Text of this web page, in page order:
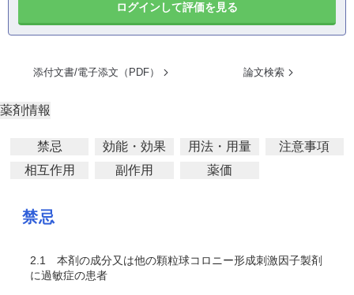
ログインして評価を見る
添付文書/電子添文（PDF） 論文検索
薬剤情報
禁忌 効能・効果 用法・用量
注意事項
相互作用
副作用 薬価
禁忌
2.1
本剤の成分又は他の顆粒球コロニー形成刺激因子製剤
に過敏症の患者